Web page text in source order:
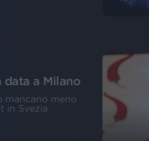
data a Milano
mancano meno
in Svezia